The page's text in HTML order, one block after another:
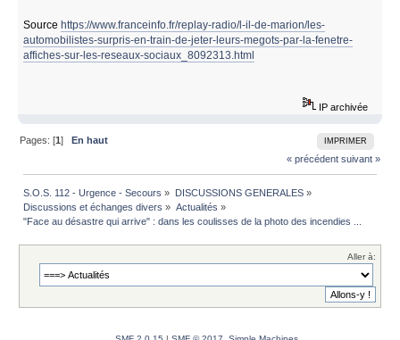
Sourcehttps://www.franceinfo.fr/replay-radio/l-il-de-marion/les-
automobilistes-surpris-en-train-de-jeter-leurs-megots-par-la-fenetre-
affiches-sur-les-reseaux-sociaux_8092313.html
IP archivée
IMPRIMER
Pages: [1]En haut
« précédent suivant »
S.O.S. 112 - Urgence - Secours » DISCUSSIONS GENERALES»
Discussions et échanges divers » Actualités »
"Face au désastre qui arrive" : dans les coulisses de la photo des incendies ...
Aller à: